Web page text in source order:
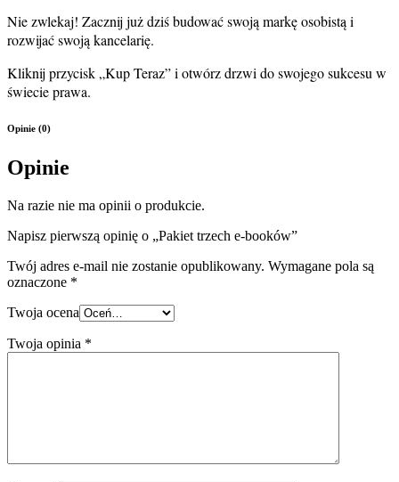
Nie zwlekaj! Zacznij już dziś budować swoją markę osobistą i
rozwijać swoją kancelarię.
Kliknij przycisk „Kup Teraz” i otwórz drzwi do swojego sukcesu w
świecie prawa.
Opinie (0)
Opinie
Na razie nie ma opinii o produkcie.
Napisz pierwszą opinię o „Pakiet trzech e-booków”
Twój adres e-mail nie zostanie opublikowany. Wymagane pola są
oznaczone *
Twoja ocena
Twoja opinia *